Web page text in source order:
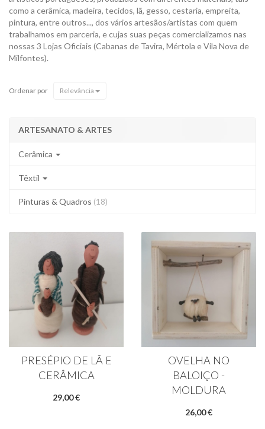
como a cerâmica, madeira, tecidos, lã, gesso, cestaria, empreita,
pintura, entre outros..., dos vários artesãos/artistas com quem
trabalhamos em parceria, e cujas suas peças comercializamos nas
nossas 3 Lojas Oficiais (Cabanas de Tavira, Mértola e Vila Nova de
Milfontes).
Ordenar por Relevância
ARTESANATO & ARTES
Cerâmica
Têxtil
Pinturas & Quadros (18)
PRESÉPIO DE LÃ E
CERÂMICA
29,00 €
OVELHA NO
BALOIÇO -
MOLDURA
26,00 €